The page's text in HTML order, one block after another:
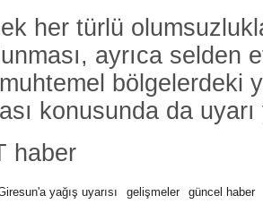
her türlü
ayrıca selden
bölgelerdeki
konusunda da uyarı
haber
yağış uyarısı gelişmeler
güncel haber